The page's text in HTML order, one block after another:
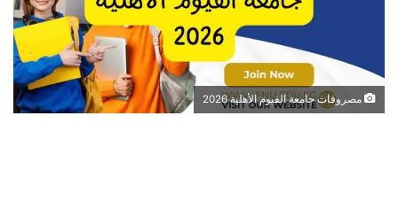
مصروفات جامعة الفيوم الأهلية 2026